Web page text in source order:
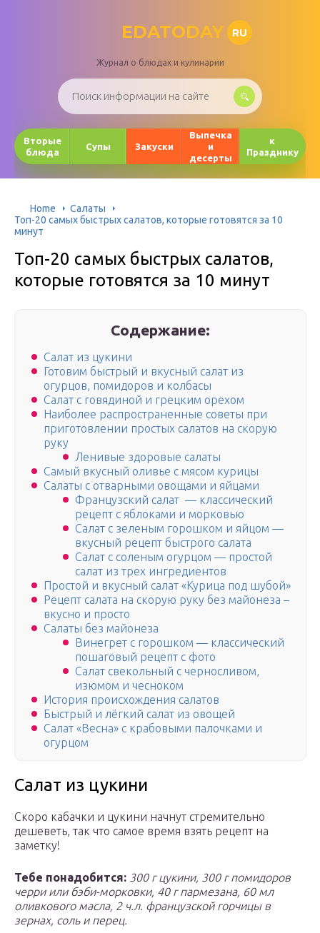
EDATODAY RU
Журнал о блюдах и кулинарии
Вторые
блюда
Супы Закуски
Выпечка
и
десерты
к
Празднику
Home
Салаты
Топ-20 самых быстрых салатов, которые готовятся за 10
минут
Топ-20 самых быстрых салатов,
которые готовятся за 10 минут
Содержание:
Салат из цукини
Готовим быстрый и вкусный салат из
огурцов, помидоров и колбасы
Салат с говядиной и грецким орехом
Наиболее распространенные советы при
приготовлении простых салатов на скорую
руку
Ленивые здоровые салаты
Самый вкусный оливье с мясом курицы
Салаты с отварными овощами и яйцами
Французский салат — классический
рецепт с яблоками и морковью
Салат с зеленым горошком и яйцом —
вкусный рецепт быстрого салата
Салат с соленым огурцом — простой
салат из трех ингредиентов
Простой и вкусный салат «Курица под шубой»
Рецепт салата на скорую руку без майонеза –
вкусно и просто
Салаты без майонеза
Винегрет с горошком — классический
пошаговый рецепт с фото
Салат свекольный с черносливом,
изюмом и чесноком
История происхождения салатов
Быстрый и лёгкий салат из овощей
Салат «Весна» с крабовыми палочками и
огурцом
Салат из цукини
Скоро кабачки и цукини начнут стремительно
дешеветь, так что самое время взять рецепт на
заметку!
Тебе понадобится: 300 г цукини, 300 г помидоров
черри или бэби-морковки, 40 г пармезана, 60 мл
оливкового масла, 2 ч.л. французской горчицы в
зернах, соль и перец.